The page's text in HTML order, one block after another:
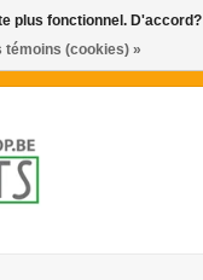
0 Articles - €0,00
plus fonctionnel. D'accord?
témoins (cookies) »